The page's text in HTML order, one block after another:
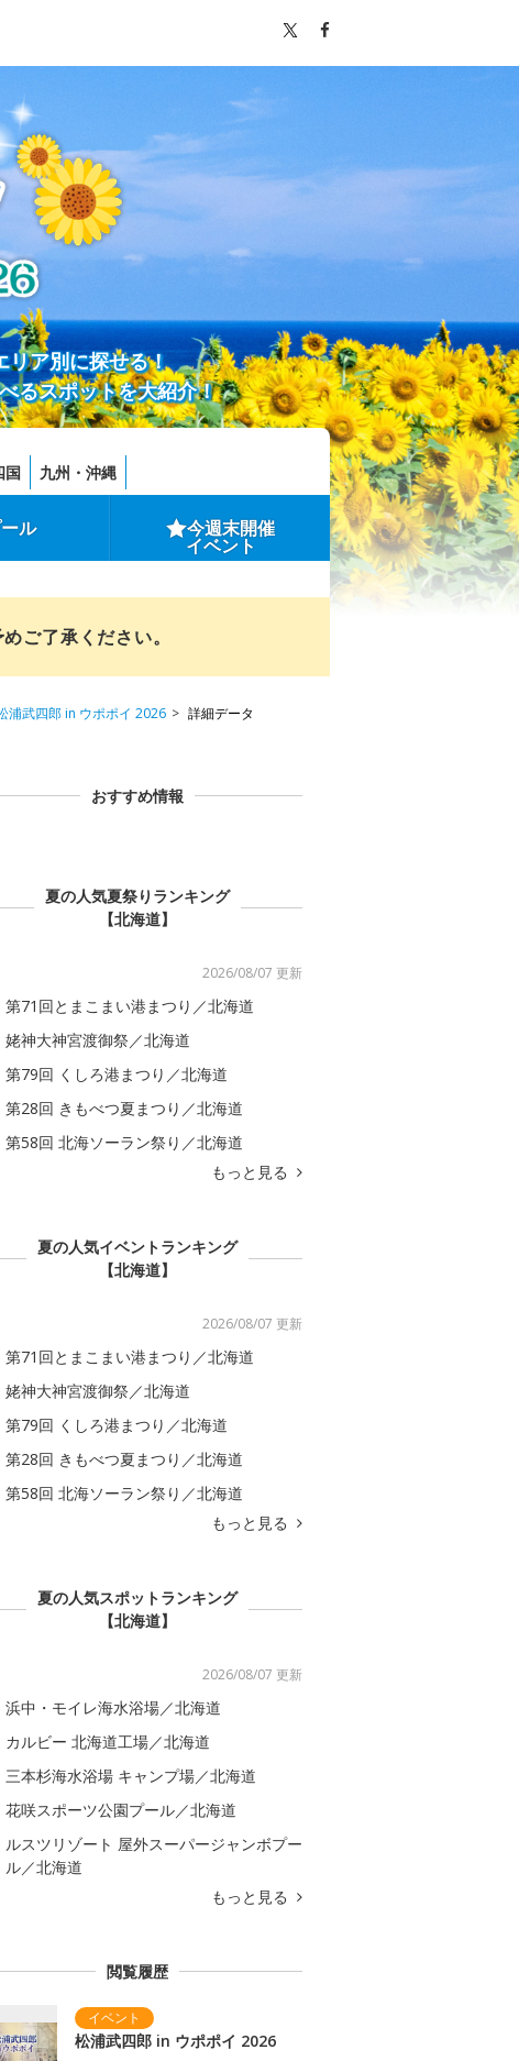
リア別に探せる！
るスポットを大紹介！
国 九州・沖縄
ル 今週末開催
イベント
ご了承ください。
浦武四郎 in ウポポイ 2026 詳細データ
おすすめ情報
夏の人気夏祭りランキング
【北海道】
2026/08/07 更新
第71回とまこまい港まつり／北海道
姥神大神宮渡御祭／北海道
第79回 くしろ港まつり／北海道
第28回 きもべつ夏まつり／北海道
第58回 北海ソーラン祭り／北海道
もっと見る
夏の人気イベントランキング
【北海道】
2026/08/07 更新
第71回とまこまい港まつり／北海道
姥神大神宮渡御祭／北海道
第79回 くしろ港まつり／北海道
第28回 きもべつ夏まつり／北海道
第58回 北海ソーラン祭り／北海道
もっと見る
夏の人気スポットランキング
【北海道】
2026/08/07 更新
浜中・モイレ海水浴場／北海道
カルビー 北海道工場／北海道
三本杉海水浴場 キャンプ場／北海道
花咲スポーツ公園プール／北海道
ルスツリゾート 屋外スーパージャンボプー
ル／北海道
もっと見る
閲覧履歴
松浦武四郎 in ウポポイ 2026